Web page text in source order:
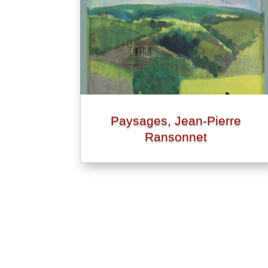
Paysages, Jean-Pierre
Ransonnet